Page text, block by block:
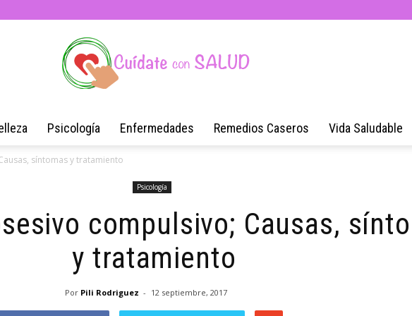
de
Psicología Enfermedades Remedios Caseros Vida Saludable
síntomas y tratamiento
Psicología
compulsivo; Causas,
y tratamiento
Por Pili Rodriguez - 12 septiembre, 2017